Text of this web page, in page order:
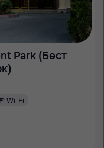
Park (Бест
Wi-Fi